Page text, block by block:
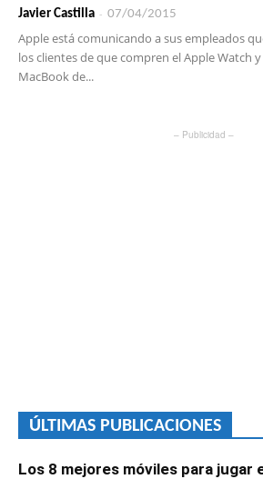
Javier Castilla - 07/04/2015
Apple está comunicando a sus empleados
los clientes de que compren el Apple Watch
MacBook de...
– Publicidad –
ÚLTIMAS PUBLICACIONES
Los 8 mejores móviles para jugar